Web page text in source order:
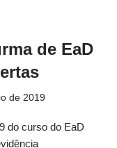
de EaD
de 2019
do curso do EaD